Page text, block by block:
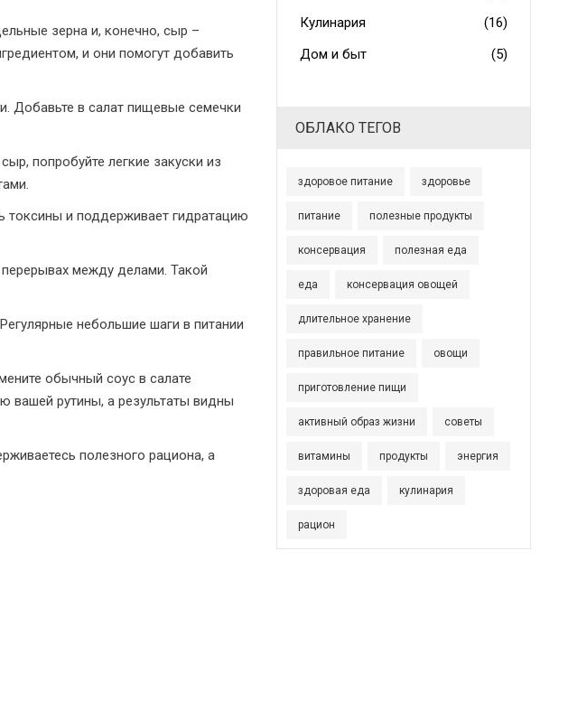
зерна и, конечно, сыр –
и они помогут добавить
Добавьте в салат пищевые семечки
попробуйте легкие закуски из
токсины и поддерживает гидратацию
между делами. Такой
небольшие шаги в питании
обычный соус в салате
вашей рутины, а результаты видны
полезного рациона, а
Кулинария
(16)
Дом и быт
(5)
ОБЛАКО ТЕГОВ
здоровое питание здоровье
питание полезные продукты
консервация полезная еда
еда консервация овощей
длительное хранение
правильное питание овощи
приготовление пищи
активный образ жизни советы
витамины продукты энергия
здоровая еда кулинария
рацион